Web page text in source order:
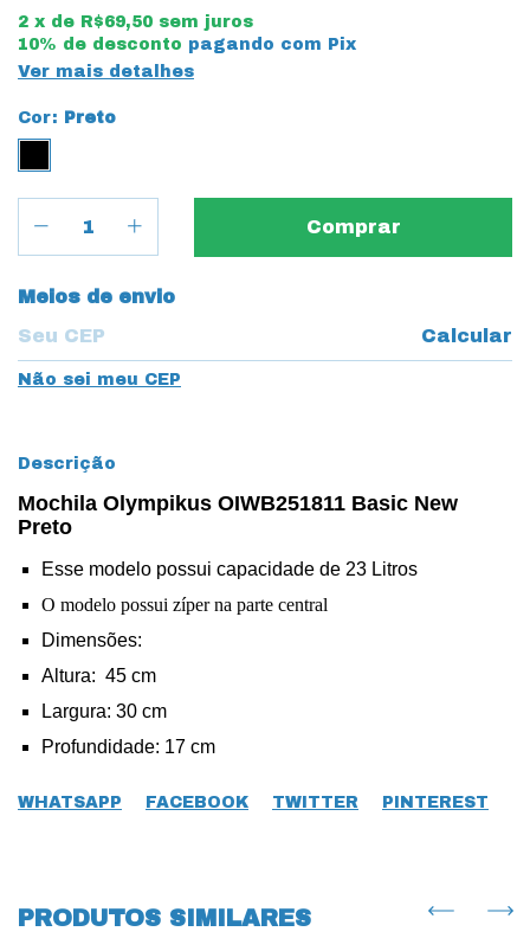
2 x de R$69,50 sem juros
10% de desconto pagando com Pix
Ver mais detalhes
Cor: Preto
Entregas para o CEP:
Meios de envio
Calcular
Não sei meu CEP
Descrição
Mochila Olympikus OIWB251811 Basic New
Preto
Esse modelo possui capacidade de 23 Litros
O modelo possui zíper na parte central
Dimensões:
Altura: 45 cm
Largura: 30 cm
Profundidade: 17 cm
WHATSAPP FACEBOOK TWITTER PINTEREST
PRODUTOS SIMILARES